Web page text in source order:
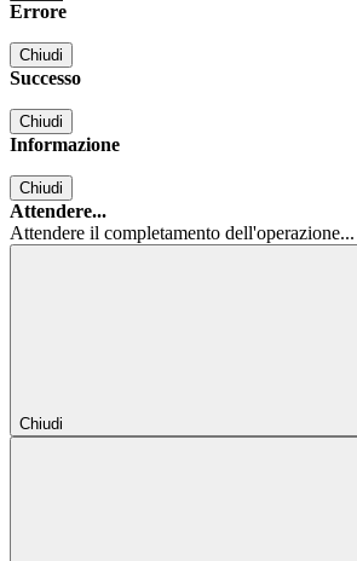
Errore
Chiudi
Successo
Chiudi
Informazione
Chiudi
Attendere...
Attendere il completamento dell'operazione...
Chiudi